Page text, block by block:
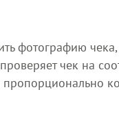
фотографию
чек на